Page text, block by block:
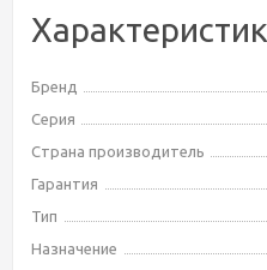
Бренд
Серия
Страна производитель
Гарантия
Тип
Назначение